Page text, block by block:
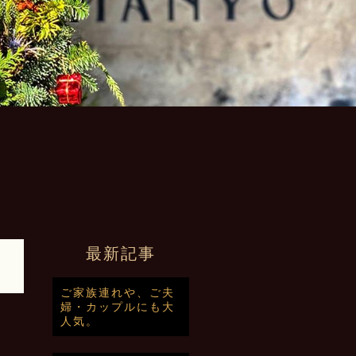
最新記事
ご家族連れや、ご夫
婦・カップルにも大
人気。